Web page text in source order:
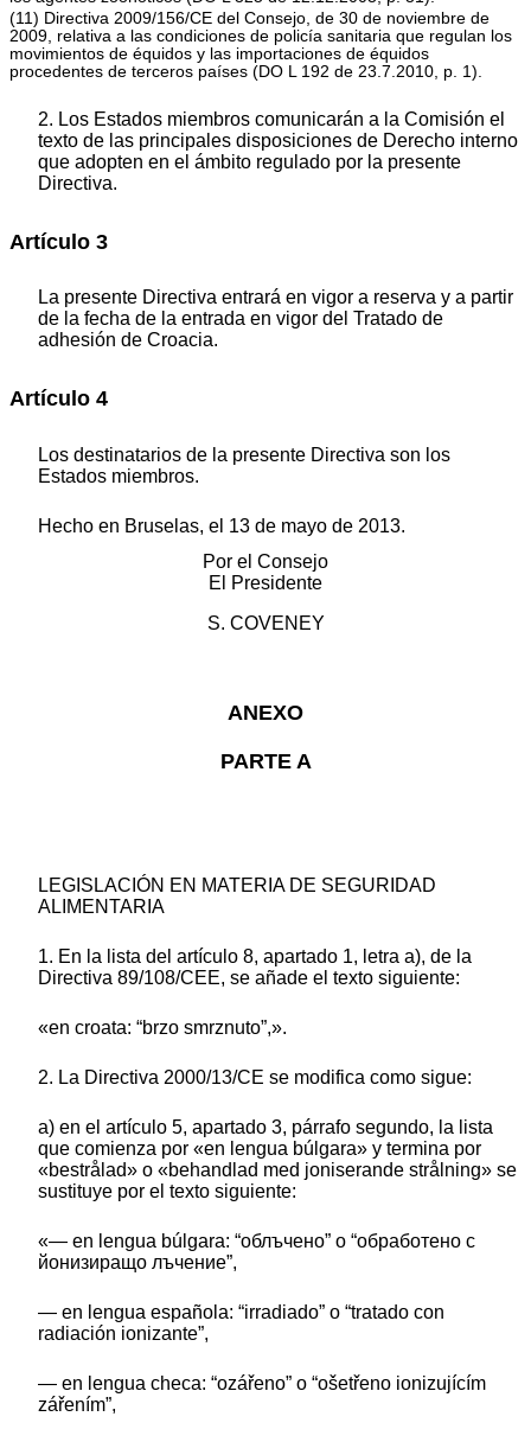
(11) Directiva 2009/156/CE del Consejo, de 30 de noviembre de
2009, relativa a las condiciones de policía sanitaria que regulan los
movimientos de équidos y las importaciones de équidos
procedentes de terceros países (DO L 192 de 23.7.2010, p. 1).
2. Los Estados miembros comunicarán a la Comisión el
texto de las principales disposiciones de Derecho interno
que adopten en el ámbito regulado por la presente
Directiva.
Artículo 3
La presente Directiva entrará en vigor a reserva y a partir
de la fecha de la entrada en vigor del Tratado de
adhesión de Croacia.
Artículo 4
Los destinatarios de la presente Directiva son los
Estados miembros.
Hecho en Bruselas, el 13 de mayo de 2013.
Por el Consejo
El Presidente
S. COVENEY
ANEXO
PARTE A
LEGISLACIÓN EN MATERIA DE SEGURIDAD
ALIMENTARIA
1. En la lista del artículo 8, apartado 1, letra a), de la
Directiva 89/108/CEE, se añade el texto siguiente:
«en croata: “brzo smrznuto”,».
2. La Directiva 2000/13/CE se modifica como sigue:
a) en el artículo 5, apartado 3, párrafo segundo, la lista
que comienza por «en lengua búlgara» y termina por
«bestrålad» o «behandlad med joniserande strålning» se
sustituye por el texto siguiente:
«— en lengua búlgara: “облъчено” o “обработено с
йонизиращо лъчение”,
— en lengua española: “irradiado” o “tratado con
radiación ionizante”,
— en lengua checa: “ozářeno” o “ošetřeno ionizujícím
zářením”,